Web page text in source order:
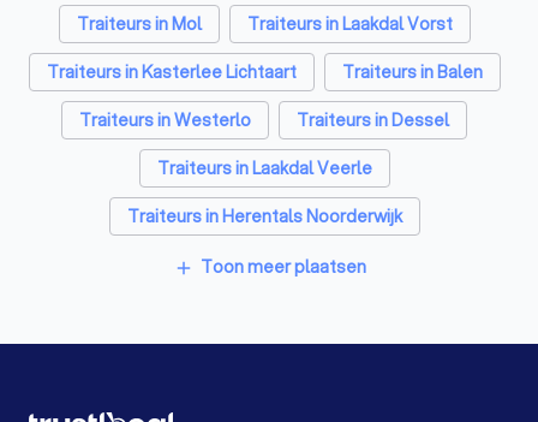
Traiteurs in Mol
Traiteurs in Laakdal Vorst
Traiteurs in Kasterlee Lichtaart
Traiteurs in Balen
Traiteurs in Westerlo
Traiteurs in Dessel
Traiteurs in Laakdal Veerle
Traiteurs in Herentals Noorderwijk
Traiteurs in Retie
Traiteurs in Lille Gierle
Traiteurs in Aalst
add Toon meer plaatsen